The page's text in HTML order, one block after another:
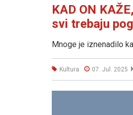
KAD ON
svi trebaju
Mnoge je iznenadilo
Kultura 07. Jul. 2025